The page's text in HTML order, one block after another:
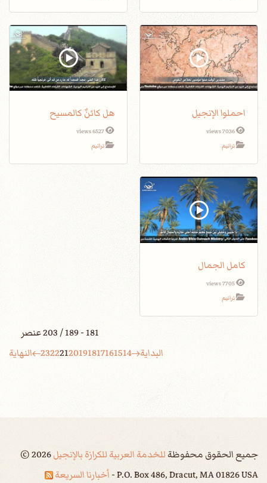
احملوا الإنجيل
7036 views
ترانيم
هل كائنٌ كالمسيح
6527 views
ترانيم
كامل الجمال
7705 views
ترانيم
181 - 189 / 203 عنصر
البداية
14
15
16
17
18
19
20
21
22
23 النهاية
جميع الحقوق محفوظةللخدمة العربية للكرازة بالإنجيل ©2026
P.O. Box 486, Dracut, MA 01826 USA - أخبارنا السريعة